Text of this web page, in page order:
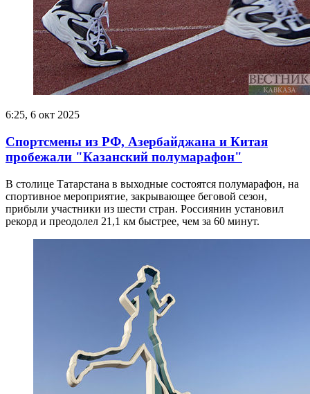
6:25, 6 окт 2025
Спортсмены из РФ, Азербайджана и Китая
пробежали "Казанский полумарафон"
В столице Татарстана в выходные состоятся полумарафон, на
спортивное мероприятие, закрывающее беговой сезон,
прибыли участники из шести стран. Россиянин установил
рекорд и преодолел 21,1 км быстрее, чем за 60 минут.